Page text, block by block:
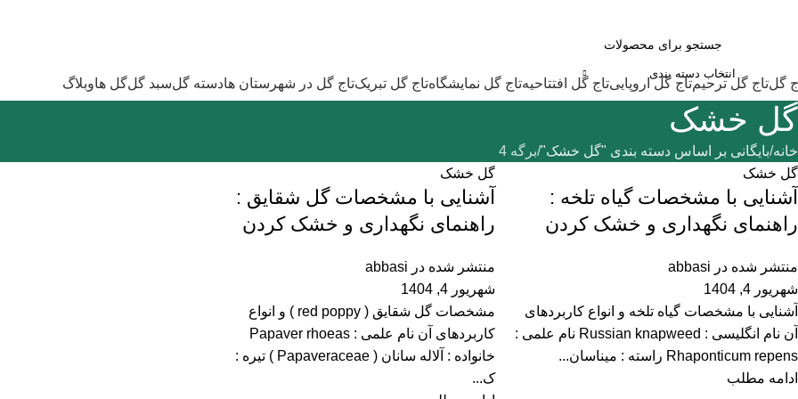
انتخاب دسته بندی
گلتاج گل ترحیمتاج گل اروپاییتاج گل افتتاحیهتاج گل نمایشگاهتاج گل تبریکتاج گل در شهرستان هادسته گلسبد گلگل هاوبلاگ
گل خشک
خانه بایگانی بر اساس دسته بندی "گل خشک" برگه 4
گل خشک
آشنایی با مشخصات گیاه تلخه :
راهنمای نگهداری و خشک کردن
منتشر شده در abbasi
شهریور 4, 1404
آشنایی با مشخصات گیاه تلخه و انواع کاربردهای
آن نام انگلیسی : Russian knapweed نام علمی :
Rhaponticum repens راسته : میناسان...
ادامه مطلب
گل خشک
آشنایی با مشخصات گل شقایق :
راهنمای نگهداری و خشک کردن
منتشر شده در abbasi
شهریور 4, 1404
مشخصات گل شقایق ( red poppy ) و انواع
کاربردهای آن نام علمی : Papaver rhoeas
خانواده : آلاله سانان ( Papaveraceae ) تیره :
ک...